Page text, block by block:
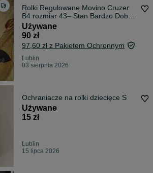
Rolki Regulowane Movino Cruzer
B4 rozmiar 43– Stan Bardzo Dobry!
(Użyte 5 razy)
Używane
90 zł
97,60 zł z Pakietem Ochronnym
Lublin
03 sierpnia 2026
Ochraniacze na rolki dziecięce S
Używane
15 zł
Lublin
15 lipca 2026